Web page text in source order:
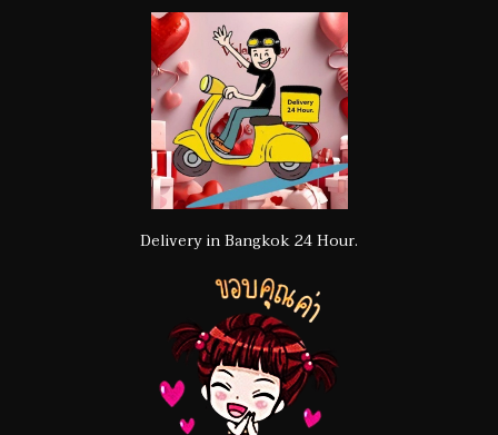
Delivery in Bangkok 24 Hour.